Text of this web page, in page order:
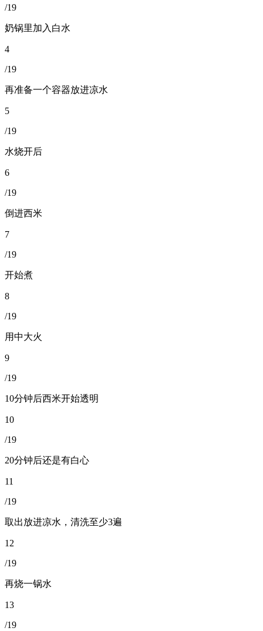
/19
奶锅里加入白水
4
/19
再准备一个容器放进凉水
5
/19
水烧开后
6
/19
倒进西米
7
/19
开始煮
8
/19
用中大火
9
/19
10分钟后西米开始透明
10
/19
20分钟后还是有白心
11
/19
取出放进凉水，清洗至少3遍
12
/19
再烧一锅水
13
/19